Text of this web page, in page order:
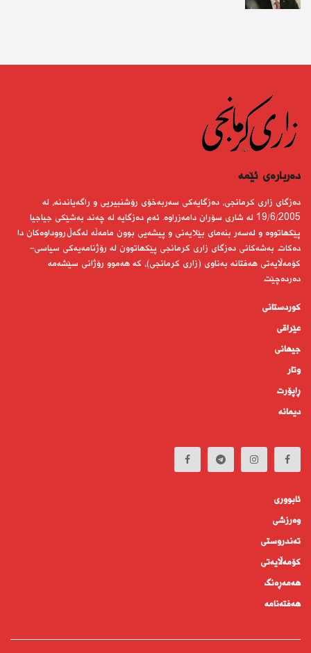
دەربارەى ئێمە
دەزگای زاری كرمانجی، دەزگایەكی سەربەخۆی رۆشنبیریی و راگەیاندنە، لە
19/6/2005 لە شاری سۆران دامەزراوە. ئەم دەزگایە لە چەند بەشێكی جیاجیا
پێكهاتووە و لەسەر بنەمای بێلایەنی و پیشەیی بوون مامەڵە لەگەڵ رووداوەكان دا
دەكات. بەشەكانی دەزگای زاری كرمانجی پێكهاتوون لە رۆژنامەیەكی سیاسی-
كۆمەڵایەتی هەفتانە بەناوی (زاری كرمانجی)، كە هەموو رۆژانی سێشەمە
دەردەچێت.
کوردستانى
عێراقی
جیهانى
وتار
ڕاپۆرت
دیمانە
ئابوورى
وەرزشی
تەندروستى
كۆمه‌ڵايه‌تى
هەمەڕەنگ
هەفتەنامە